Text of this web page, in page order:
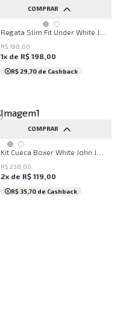
COMPRAR
PP P M G
GG
R$ 198 00
1x de R$ 198,00
R$ 29,70 de Cashback
COMPRAR
P M G GG
R$ 238 00
2x de R$ 119,00
R$ 35,70 de Cashback